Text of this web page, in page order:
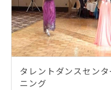
タレントダンスセン
ニング